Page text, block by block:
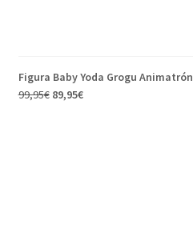
Figura Baby Yoda Grogu
99,95€ El
89,95€El